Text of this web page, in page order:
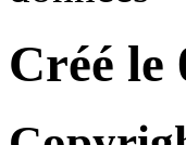
Créé le